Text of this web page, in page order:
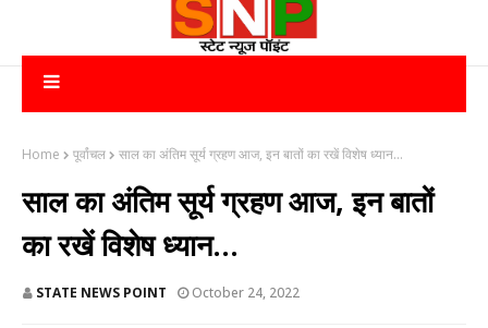
Home पूर्वांचल साल का अंतिम सूर्य ग्रहण आज, इन बातों का रखें विशेष ध्यान...
साल का अंतिम सूर्य ग्रहण आज, इन बातों
का रखें विशेष ध्यान...
STATE NEWS POINT October 24, 2022